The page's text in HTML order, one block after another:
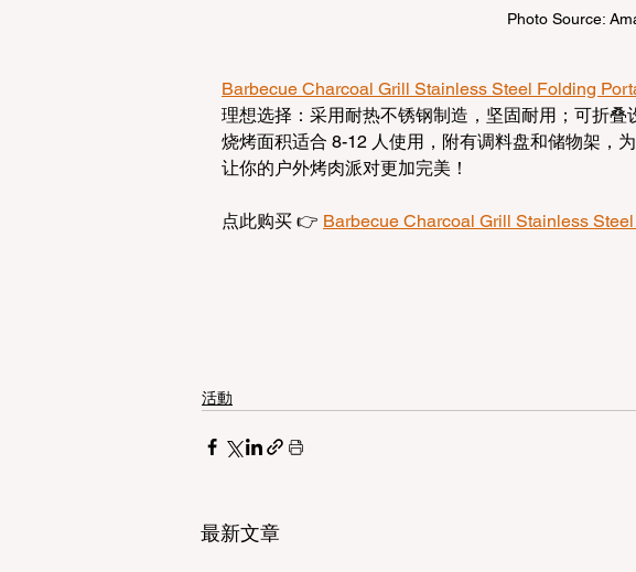
Photo Source:
Barbecue Charcoal Grill Stainless Steel Folding
理想选择：采用耐热不锈钢制造，坚固耐用；可折
烧烤面积适合 8-12 人使用，附有调料盘和储物架，
让你的户外烤肉派对更加完美！
点此购买 👉 Barbecue Charcoal Grill Stainless
活動
最新文章